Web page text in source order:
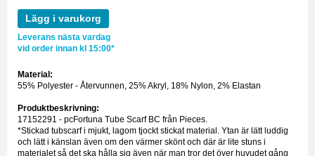
Lägg i varukorg
Leverans nästa vardag
vid order innan kl 15:00*
Material:
55% Polyester - Återvunnen, 25% Akryl, 18% Nylon, 2% Elastan
Produktbeskrivning:
17152291 - pcFortuna Tube Scarf BC från Pieces.
*Stickad tubscarf i mjukt, lagom tjockt stickat material. Ytan är lätt luddig
och lätt i känslan även om den värmer skönt och där är lite stuns i
materialet så det ska hålla sig även när man tror det över huvudet gång